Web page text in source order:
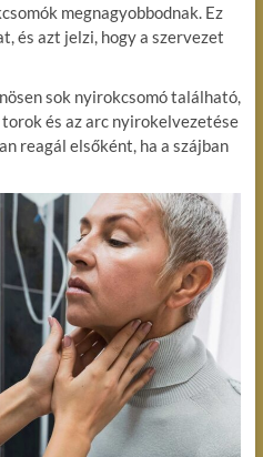
megnagyobbodnak. Ez
és azt jelzi, hogy a szervezet
sok nyirokcsomó található,
és az arc nyirokelvezetése
reagál elsőként, ha a szájban